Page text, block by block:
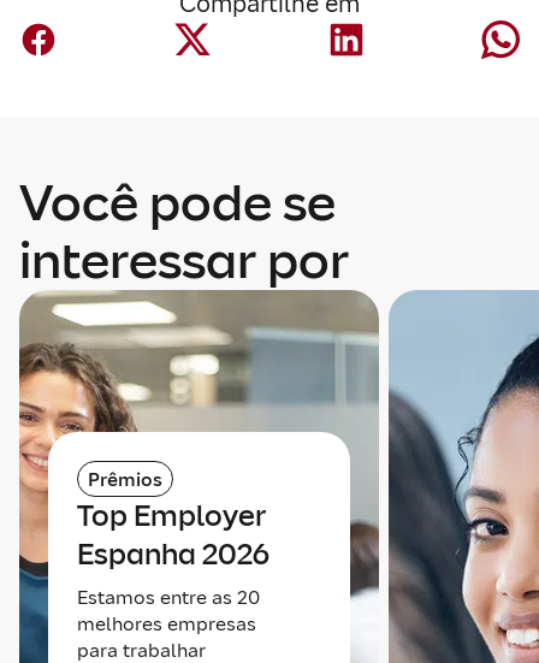
Você pode se
interessar por
Prêmios
Top Employer
Espanha 2026
Estamos entre as 20
melhores empresas
para trabalhar